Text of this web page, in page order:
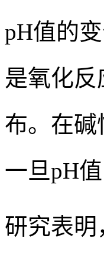
pH值的
是氧化
布。在
一旦pH
研究表明